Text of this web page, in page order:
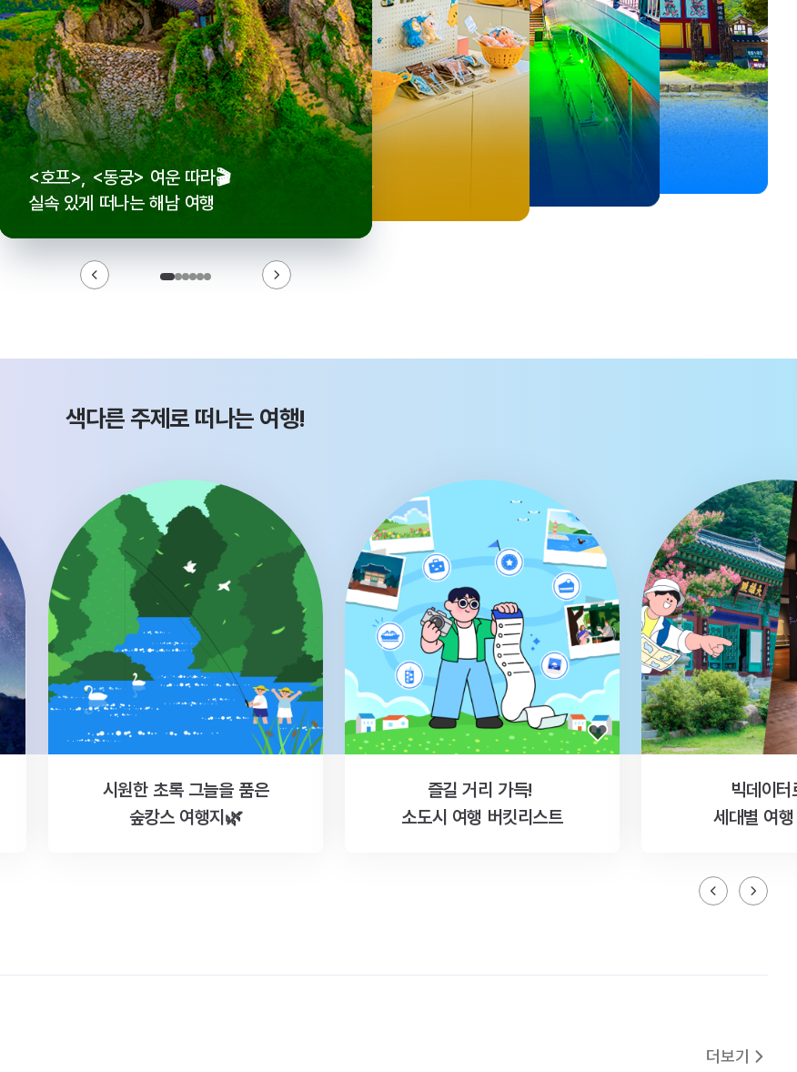
<호프>, <동궁> 여운 따라🎬
실속 있게 떠나는 해남 여행
로컬 감성 수집!
전국 로컬 기념품숍 3곳⭐
우리말이 더 재미있어지는숲길부터 천년 고찰까지!뚜벅이 여행자 주목🚶
양양 1박 2일 코스
백제의 숨결을 따라,
부여에서 만나는 여름
<호프>, <동궁> 여운 따라🎬
실속 있게 떠나는 해남 여행
로컬 감성 수집!
전국 로컬 기념품숍 3곳⭐
우리말이 더 재미있어지는
세종 한글 여행
숲길부터 천년 고찰까지!
마음에 쉼을 더하는 부안
뚜벅이 여행자 주목🚶
양양 1박 2일 코스
백제의 숨결을 따라,
부여에서 만나는 여름
색다른 주제로 떠나는 여행!
시원한 초록 그늘을 품은
숲캉스 여행지🌿
즐길 거리 가득!
소도시 여행 버킷리스트
빅데이터
세대별 여
더보기